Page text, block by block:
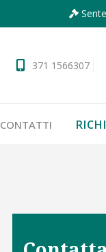
371 1566307
CONTATTI